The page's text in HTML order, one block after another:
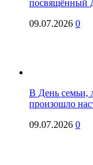
посвящённый
09.07.2026 0
В День семьи,
произошло
09.07.2026 0